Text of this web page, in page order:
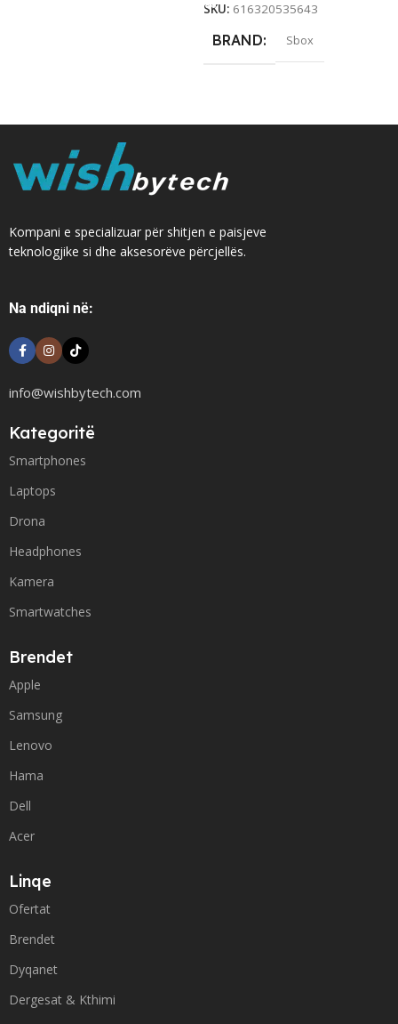
SKU: 616320535643
BRAND Sbox
Kompani e specializuar për shitjen e paisjeve
teknologjike si dhe aksesorëve përcjellës.
Na ndiqni në:
info@wishbytech.com
Kategoritë
Smartphones
Laptops
Drona
Headphones
Kamera
Smartwatches
Brendet
Apple
Samsung
Lenovo
Hama
Dell
Acer
Linqe
Ofertat
Brendet
Dyqanet
Dergesat & Kthimi